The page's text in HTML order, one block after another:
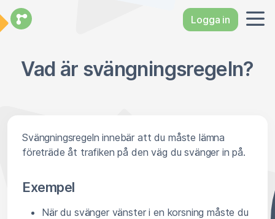
Logga in
Vad är svängningsregeln?
Svängningsregeln innebär att du måste lämna
företräde åt trafiken på den väg du svänger in på.
Exempel
När du svänger vänster i en korsning måste du